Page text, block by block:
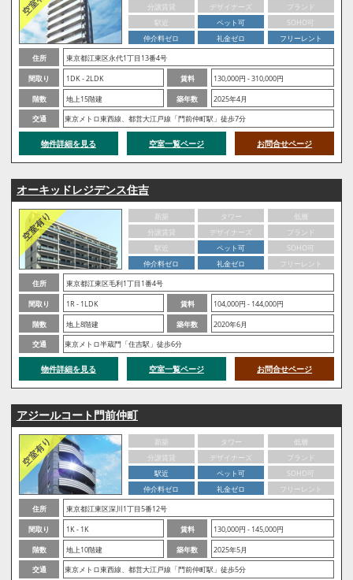
分譲賃貸
デザイナーズ
ブランド
駅近
ペット可
SOHO可
仲介料ゼロ
礼金ゼロ
フリーレント
住所
東京都江東区永代1丁目13番4号
間取り
1DK - 2LDK 賃料
130,000円 - 310,000円
階数
地上15階建 築年数
2025年4月
交通
東京メトロ東西線、都営大江戸線「門前仲町駅」徒歩7分
物件詳細を見る 空室一覧ページ お問合せページ
オーキッドレジデンス住吉
新築 タワー
低層
分譲賃貸
デザイナーズ
ブランド
駅近
ペット可
SOHO可
仲介料ゼロ
礼金ゼロ
フリーレント
住所
東京都江東区毛利1丁目1番4号
間取り
1R - 1LDK 賃料
104,000円 - 144,000円
階数
地上8階建 築年数
2020年6月
交通
東京メトロ半蔵門「住吉駅」徒歩6分
物件詳細を見る 空室一覧ページ お問合せページ
アジールコート門前仲町
新築 タワー
低層
分譲賃貸
デザイナーズ
ブランド
駅近
ペット可
SOHO可
仲介料ゼロ
礼金ゼロ
フリーレント
住所
東京都江東区深川1丁目5番12号
間取り
1K - 1K 賃料
130,000円 - 145,000円
階数
地上10階建 築年数
2025年5月
交通
東京メトロ東西線、都営大江戸線「門前仲町駅」徒歩5分